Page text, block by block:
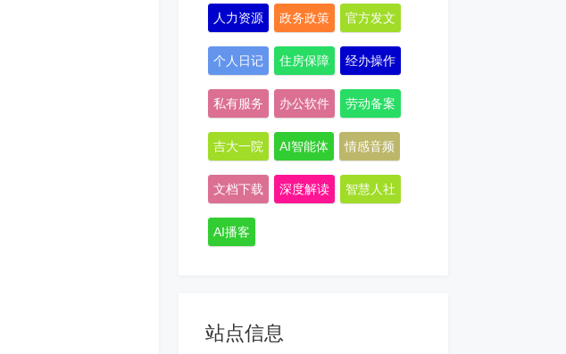
人力资源 政务政策 官方发文
个人日记 住房保障 经办操作
私有服务 办公软件 劳动备案
吉大一院 AI智能体 情感音频
文档下载 深度解读 智慧人社
AI播客
站点信息